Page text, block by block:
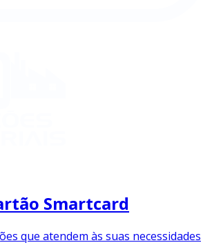
Smartcard
que atendem às suas necessidades